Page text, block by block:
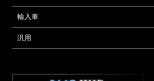
輸入車
汎用